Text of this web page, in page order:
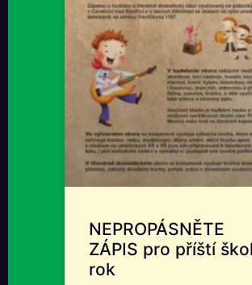
NEPROPÁSNĚTE
ZÁPIS pro příští
rok